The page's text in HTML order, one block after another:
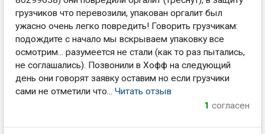
грузчиков что перевозили, упакован оргалит был
ужасно очень легко повредить! Говорить грузчикам:
подождите с начало мы вскрываем упаковку все
осмотрим... разумеется не стали (как то раз пытались,
не соглашались). Позвонили в Хофф на следующий
день они говорят заявку оставим но если грузчики
сами не отметили что... Читать отзыв
1 согласен